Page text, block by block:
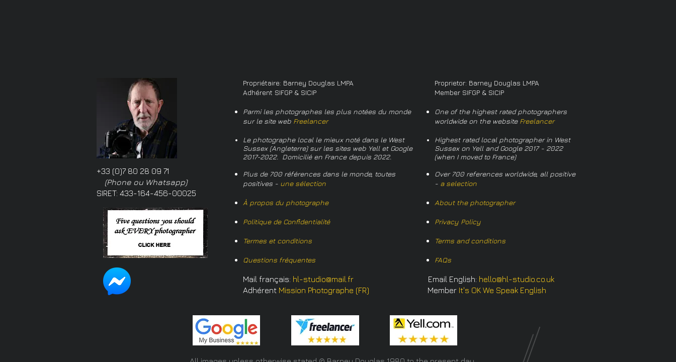
+33 (0)7 80 28 09 71
(Phone ou Whatsapp)
SIRET: 433-164-456-00025
Propriétaire: Barney Douglas LMPA
Adhérent SIFGP & SICIP
Parmi les photographes les plus notées du monde
sur le site web Freelancer
Le photographe local le mieux noté dans le West
Sussex (Angleterre) sur les sites web Yell et Google
2017-2022. Domicilié en France depuis 2022.
Plus de 700 références dans le monde, toutes
positives - une sélection
À propos du photographe
Politique de Confidentialité
Termes et conditions
Questions fréquentes
Proprietor: Barney Douglas LMPA
Member SIFGP & SICIP
One of the highest rated photographers
worldwide on the website Freelancer
Highest rated local photographer in West
Sussex on Yell and Google 2017 - 2022
(when I moved to France)
Over 700 references worldwide, all positive
- a selection
About the photographer
Privacy Policy
Terms and conditions
FAQs
Mail français: hl-studio@mail.fr Email English: hello@hl-studio.co.uk
Adhérent Mission Photographe (FR) Member It's OK We Speak English